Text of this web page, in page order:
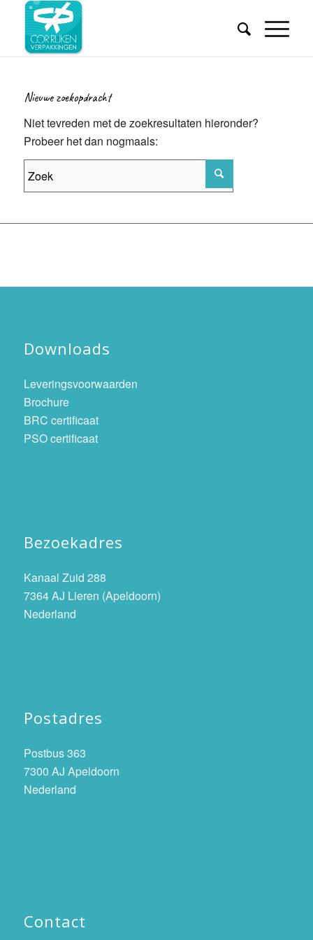
Nieuwe zoekopdracht
Niet tevreden met de zoekresultaten hieronder?
Probeer het dan nogmaals:
Downloads
Leveringsvoorwaarden
Brochure
BRC certificaat
PSO certificaat
Bezoekadres
Kanaal Zuid 288
7364 AJ Lieren (Apeldoorn)
Nederland
Postadres
Postbus 363
7300 AJ Apeldoorn
Nederland
Contact